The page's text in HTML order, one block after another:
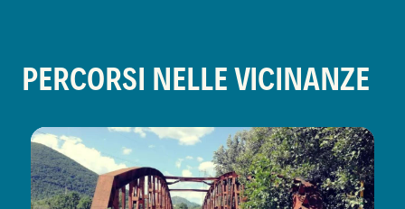
PERCORSI NELLE VICINANZE